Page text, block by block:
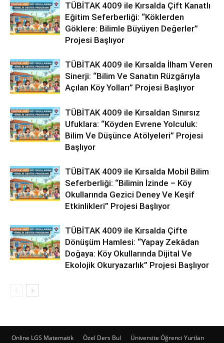
TÜBİTAK 4009 ile Kırsalda Çift Kanatlı
Eğitim Seferberliği: “Köklerden
Göklere: Bilimle Büyüyen Değerler”
Projesi Başlıyor
TÜBİTAK 4009 ile Kırsalda İlham Veren
Sinerji: “Bilim Ve Sanatın Rüzgârıyla
Açılan Köy Yolları” Projesi Başlıyor
TÜBİTAK 4009 ile Kırsaldan Sınırsız
Ufuklara: “Köyden Evrene Yolculuk:
Bilim Ve Düşünce Atölyeleri” Projesi
Başlıyor
TÜBİTAK 4009 ile Kırsalda Mobil Bilim
Seferberliği: “Bilimin İzinde – Köy
Okullarında Gezici Deney Ve Keşif
Etkinlikleri” Projesi Başlıyor
TÜBİTAK 4009 ile Kırsalda Çifte
Dönüşüm Hamlesi: “Yapay Zekâdan
Doğaya: Köy Okullarında Dijital Ve
Ekolojik Okuryazarlık” Projesi Başlıyor
Online LGS Matematik Özel Ders Bul Üniversite Öğrenci Yurtları